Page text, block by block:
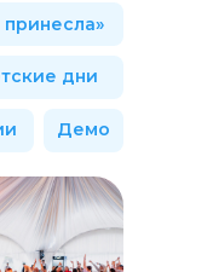
дни
Демо